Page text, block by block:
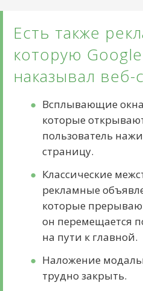
Есть также
которую
наказывал веб-
Всплывающие
которые
пользователь
страницу.
Классические
рекламные
которые
он перемещается
на пути к главной.
Наложение
трудно закрыть.